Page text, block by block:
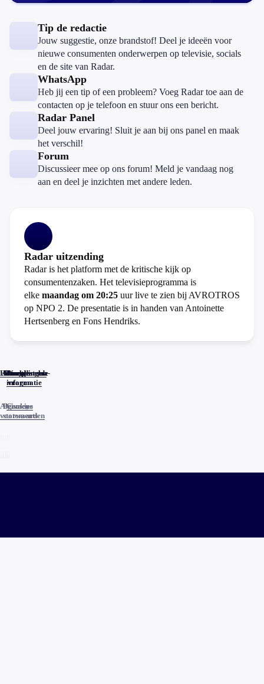
Tip de redactie
Jouw suggestie, onze brandstof! Deel je ideeën voor
nieuwe consumenten onderwerpen op televisie, socials
en de site van Radar.
WhatsApp
Heb jij een tip of een probleem? Voeg Radar toe aan de
contacten op je telefoon en stuur ons een bericht.
Radar Panel
Deel jouw ervaring! Sluit je aan bij ons panel en maak
het verschil!
Forum
Discussieer mee op ons forum! Meld je vandaag nog
aan en deel je inzichten met andere leden.
Radar uitzending
Radar is het platform met de kritische kijk op
consumentenzaken. Het televisieprogramma is
elke maandag om 20:25 uur live te zien bij AVROTROS
op NPO 2. De presentatie is in handen van Antoinette
Hertsenberg en Fons Hendriks.
Home
Actueel
Uitzendingen
Reacties
Programma-
informatie
Veelgestelde
vragen
Algemene
voorwaarden
Privacy
statements
Cookies